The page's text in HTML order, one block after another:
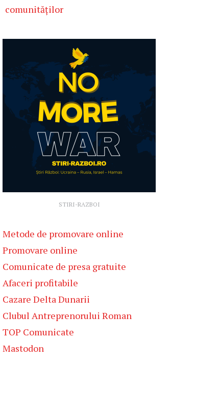
comunităților
STIRI-RAZBOI
Metode de promovare online
Promovare online
Comunicate de presa gratuite
Afaceri profitabile
Cazare Delta Dunarii
Clubul Antreprenorului Roman
TOP Comunicate
Mastodon